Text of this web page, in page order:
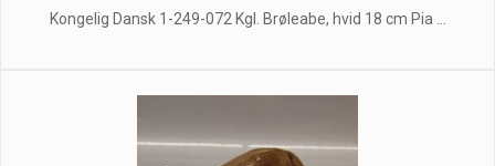
Kongelig Dansk 1-249-072 Kgl. Brøleabe, hvid 18 cm Pia ...